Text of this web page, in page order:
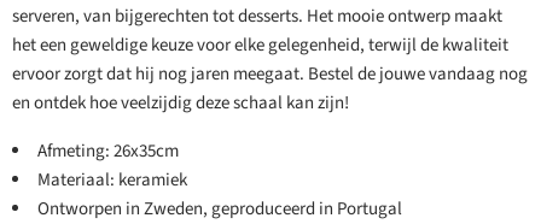
serveren, van bijgerechten tot desserts. Het mooie ontwerp maakt
het een geweldige keuze voor elke gelegenheid, terwijl de kwaliteit
ervoor zorgt dat hij nog jaren meegaat. Bestel de jouwe vandaag nog
en ontdek hoe veelzijdig deze schaal kan zijn!
Afmeting: 26x35cm
Materiaal: keramiek
Ontworpen in Zweden, geproduceerd in Portugal